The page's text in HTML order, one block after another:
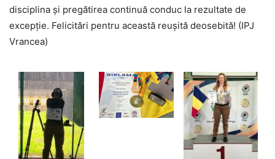
disciplina și pregătirea continuă conduc la rezultate de
excepție. Felicitări pentru această reușită deosebită! (IPJ
Vrancea)